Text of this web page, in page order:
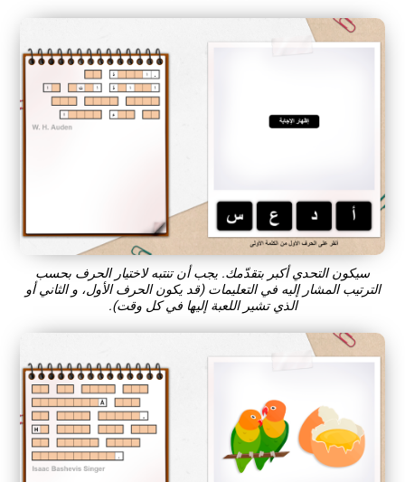
سيكون التحدي أكبر بتقدّمك. يجب أن تنتبه لاختيار الحرف بحسب
الترتيب المشار إليه في التعليمات (قد يكون الحرف الأول، و الثاني أو
الذي تشير اللعبة إليها في كل وقت).